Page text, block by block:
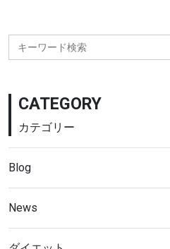
Search
for:
CATEGORY
カテゴリー
Blog
News